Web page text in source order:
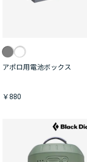
アポロ用電池ボックス
￥880